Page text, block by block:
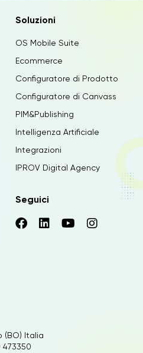
(BO) Italia
473350
Soluzioni
OS Mobile Suite
Ecommerce
Configuratore di Prodotto
Configuratore di Canvass
PIM&Publishing
Intelligenza Artificiale
Integrazioni
IPROV Digital Agency
Seguici